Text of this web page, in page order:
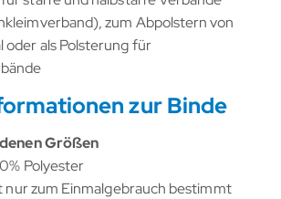
zum Abpolstern von
oder als Polsterung für
zur Binde
Größen
Polyester
nur zum Einmalgebrauch bestimmt